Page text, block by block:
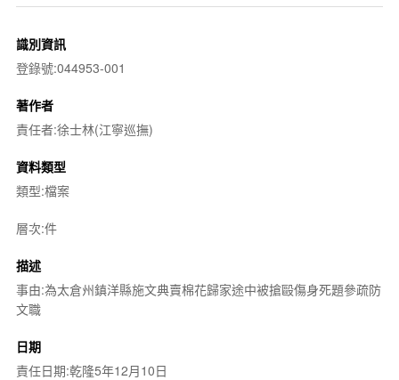
識別資訊
登錄號:044953-001
著作者
責任者:徐士林(江寧巡撫)
資料類型
類型:檔案
層次:件
描述
事由:為太倉州鎮洋縣施文典賣棉花歸家途中被搶毆傷身死題參疏防
文職
日期
責任日期:乾隆5年12月10日